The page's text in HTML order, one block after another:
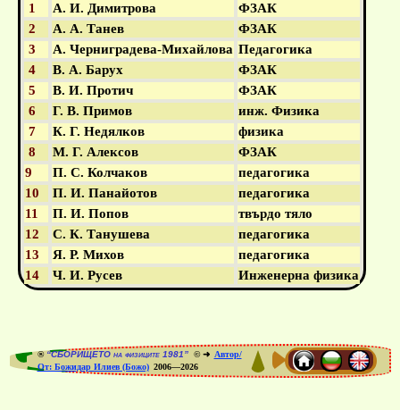
1
А. И. Димитрова
ФЗАК
2
А. А. Танев
ФЗАК
3
А. Черниградева-Михайлова Педагогика
4
В. А. Барух
ФЗАК
5
В. И. Протич
ФЗАК
6
Г. В. Примов
инж. Физика
7
К. Г. Недялков
физика
8
М. Г. Алексов
ФЗАК
9
П. С. Колчаков
педагогика
10
П. И. Панайотов
педагогика
11
П. И. Попов
твърдо тяло
12
С. К. Танушева
педагогика
13
Я. Р. Михов
педагогика
14
Ч. И. Русев Инженерна физика
®“СБОРИЩЕТО на физиците 1981”© ➜ Автор/
От: Божидар Илиев (Божо) 2006—2026